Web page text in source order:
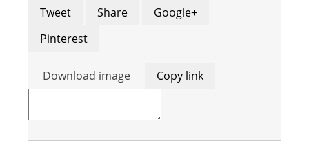
Tweet Share
Google+
Pinterest
Download image Copy link